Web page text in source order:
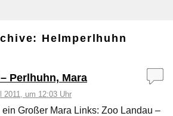
Helmperlhuhn
Perlhuhn, Mara
2011, um 12:03 Uhr
Großer Mara Links: Zoo Landau –